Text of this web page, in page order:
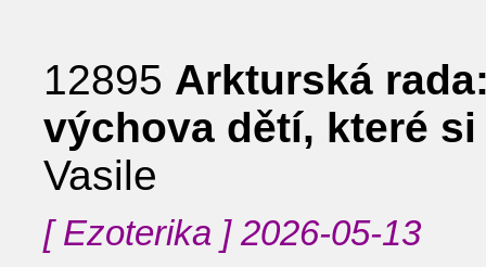
12895 Arkturská
výchova dětí, které
Vasile
[ Ezoterika ] 2026-05-13